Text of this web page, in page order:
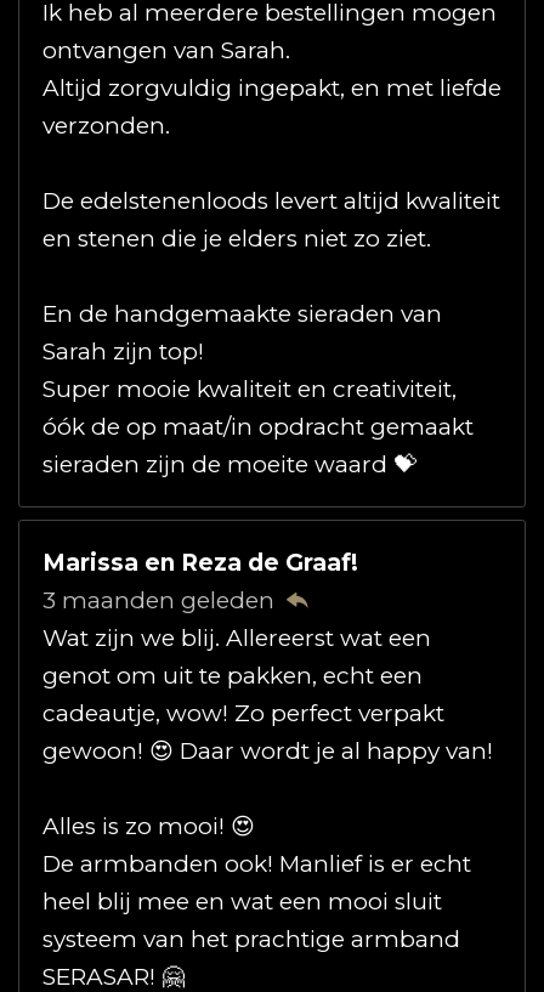
Ik heb al meerdere bestellingen mogen
ontvangen van Sarah.
Altijd zorgvuldig ingepakt, en met liefde
verzonden.
De edelstenenloods levert altijd kwaliteit
en stenen die je elders niet zo ziet.
En de handgemaakte sieraden van
Sarah zijn top!
Super mooie kwaliteit en creativiteit,
óók de op maat/in opdracht gemaakt
sieraden zijn de moeite waard 💝
Marissa en Reza de Graaf!
3 maanden geleden
Wat zijn we blij. Allereerst wat een
genot om uit te pakken, echt een
cadeautje, wow! Zo perfect verpakt
gewoon! 😍 Daar wordt je al happy van!
Alles is zo mooi! 😍
De armbanden ook! Manlief is er echt
heel blij mee en wat een mooi sluit
systeem van het prachtige armband
SERASAR! 🤗